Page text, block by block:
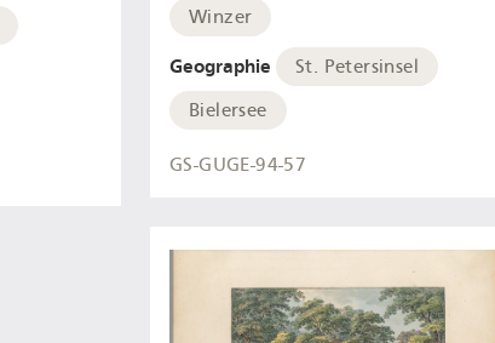
Winzer
Geographie
St. Petersinsel
Bielersee
GS-GUGE-94-57